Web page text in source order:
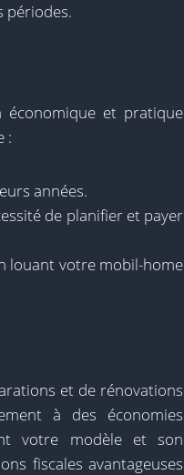
périodes.
et pratique
:
années.
de planifier et payer
louant votre mobil-home
et de rénovations
à des économies
votre modèle et son
fiscales avantageuses